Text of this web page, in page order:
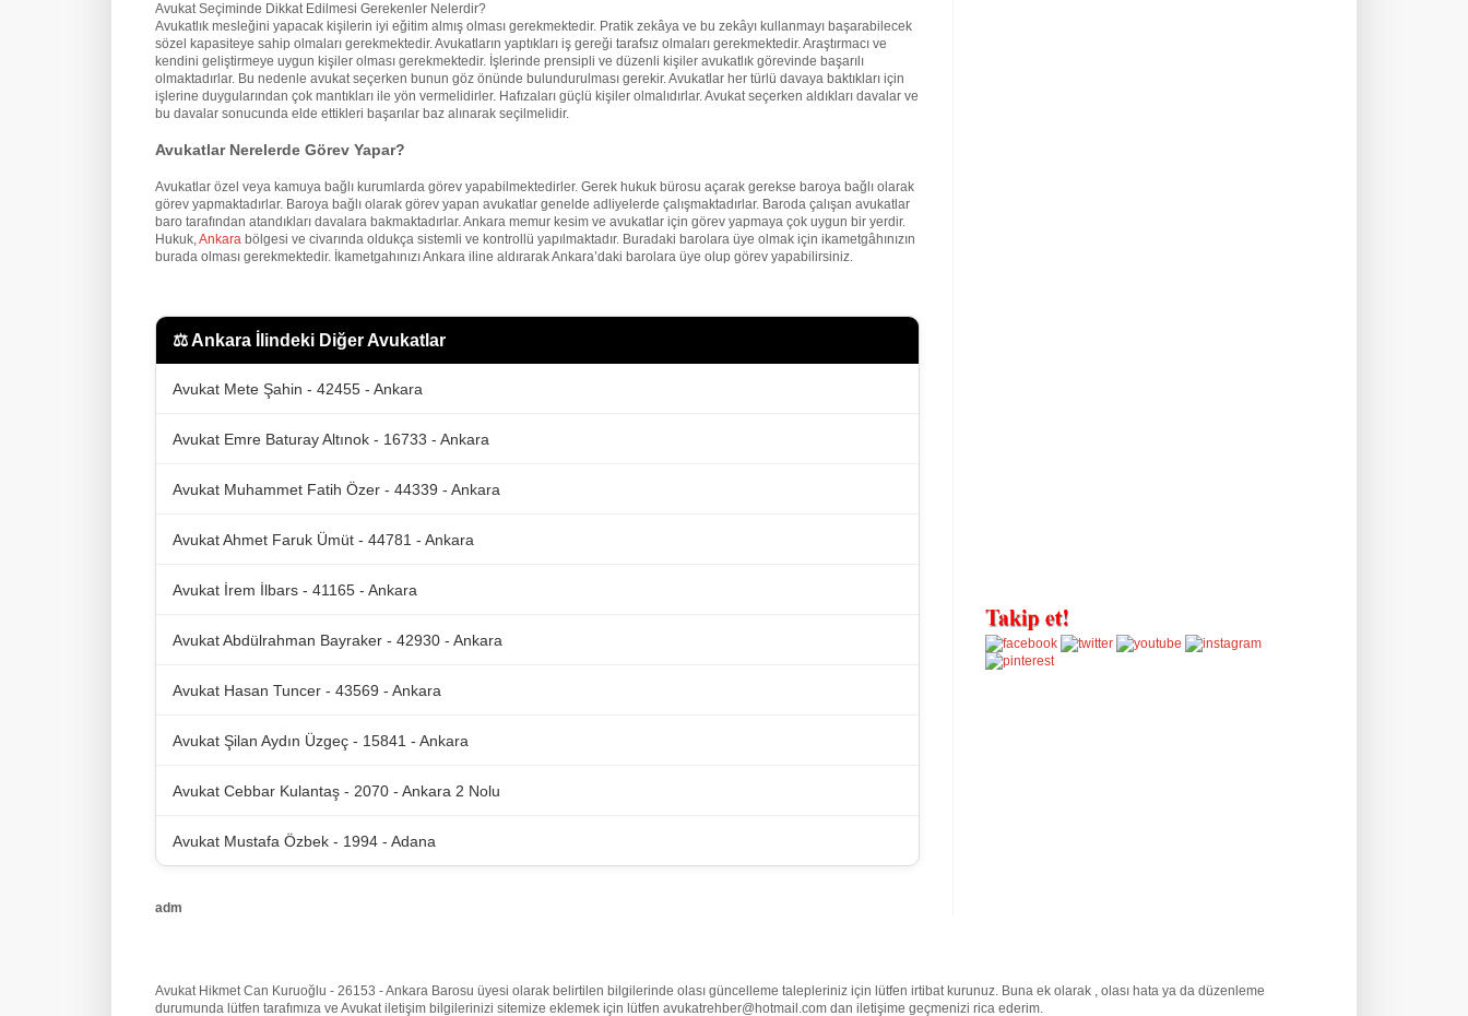
Avukat Seçiminde Dikkat Edilmesi Gerekenler Nelerdir?
Avukatlık mesleğini yapacak kişilerin iyi eğitim almış olması gerekmektedir. Pratik zekâya ve bu zekâyı kullanmayı başarabilecek
sözel kapasiteye sahip olmaları gerekmektedir. Avukatların yaptıkları iş gereği tarafsız olmaları gerekmektedir. Araştırmacı ve
kendini geliştirmeye uygun kişiler olması gerekmektedir. İşlerinde prensipli ve düzenli kişiler avukatlık görevinde başarılı
olmaktadırlar. Bu nedenle avukat seçerken bunun göz önünde bulundurulması gerekir. Avukatlar her türlü davaya baktıkları için
işlerine duygularından çok mantıkları ile yön vermelidirler. Hafızaları güçlü kişiler olmalıdırlar. Avukat seçerken aldıkları davalar ve
bu davalar sonucunda elde ettikleri başarılar baz alınarak seçilmelidir.
Avukatlar Nerelerde Görev Yapar?
Avukatlar özel veya kamuya bağlı kurumlarda görev yapabilmektedirler. Gerek hukuk bürosu açarak gerekse baroya bağlı olarak
görev yapmaktadırlar. Baroya bağlı olarak görev yapan avukatlar genelde adliyelerde çalışmaktadırlar. Baroda çalışan avukatlar
baro tarafından atandıkları davalara bakmaktadırlar. Ankara memur kesim ve avukatlar için görev yapmaya çok uygun bir yerdir.
Hukuk,Ankara bölgesi ve civarında oldukça sistemli ve kontrollü yapılmaktadır. Buradaki barolara üye olmak için ikametgâhınızın
burada olması gerekmektedir. İkametgahınızı Ankara iline aldırarak Ankara’daki barolara üye olup görev yapabilirsiniz.
⚖️Ankara İlindeki Diğer Avukatlar
Avukat Mete Şahin - 42455 - Ankara
Avukat Emre Baturay Altınok - 16733 - Ankara
Avukat Muhammet Fatih Özer - 44339 - Ankara
Avukat Ahmet Faruk Ümüt - 44781 - Ankara
Avukat İrem İlbars - 41165 - Ankara
Avukat Abdülrahman Bayraker - 42930 - Ankara
Avukat Hasan Tuncer - 43569 - Ankara
Avukat Şilan Aydın Üzgeç - 15841 - Ankara
Avukat Cebbar Kulantaş - 2070 - Ankara 2 Nolu
Avukat Mustafa Özbek - 1994 - Adana
adm
Avukat Hikmet Can Kuruoğlu - 26153 - Ankara Barosu üyesi olarak belirtilen bilgilerinde olası güncelleme talepleriniz için lütfen irtibat kurunuz. Buna ek olarak , olası hata ya da düzenleme
durumunda lütfen tarafımıza ve Avukat iletişim bilgilerinizi sitemize eklemek için lütfen avukatrehber@hotmail.com dan iletişime geçmenizi rica ederim.